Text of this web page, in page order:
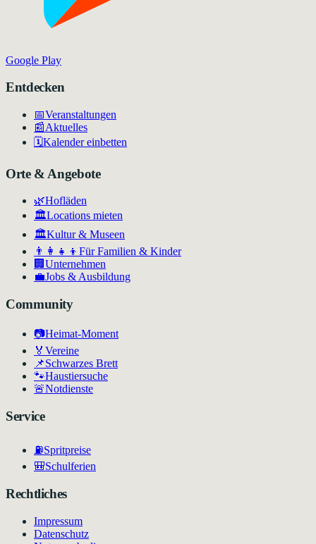
Google Play
Entdecken
📅Veranstaltungen
📰Aktuelles
🗓️Kalender einbetten
Orte & Angebote
🌿Hofläden
🏛️Locations mieten
🏛Kultur & Museen
👨‍👩‍👧‍👦 Für Familien & Kinder
🏢 Unternehmen
💼Jobs & Ausbildung
Community
📷Heimat-Moment
🏅 Vereine
📌Schwarzes Brett
🐾Haustiersuche
🚨Notdienste
Service
⛽Spritpreise
🎒Schulferien
Rechtliches
Impressum
Datenschutz